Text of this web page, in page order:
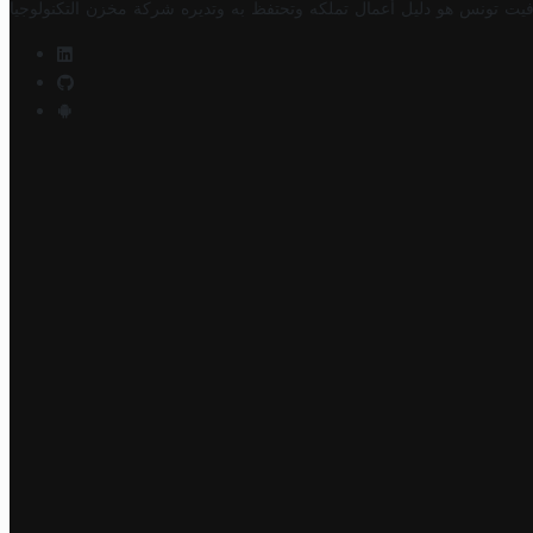
تونس هو دليل أعمال تملكه وتحتفظ به وتديره شركة مخزن التكنولوجيا